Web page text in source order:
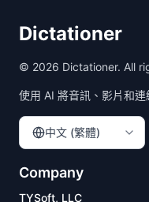
Dictationer
© 2026 Dictationer. All
使用 AI 將音訊、影片和
中文 (繁體)
Company
TYSoft, LLC